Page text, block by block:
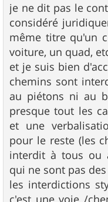
je ne dit pas le
considéré
même titre qu'un
voiture, un quad,
et je suis bien
chemins sont
au piétons ni au
presque tout les
et une
pour le reste (les
interdit à tous ou
qui ne sont pas
les interdictions